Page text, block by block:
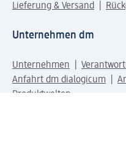
Lieferung & Versand
Unternehmen dm
Unternehmen
Anfahrt dm dialogicum
Produktwelten